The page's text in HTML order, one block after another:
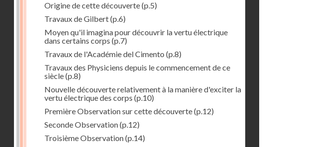
Origine de cette découverte(p.5)
Travaux de Gilbert(p.6)
Moyen qu'il imagina pour découvrir la vertu électrique
dans certains corps (p.7)
Travaux de l'Académie del Cimento (p.8)
Travaux des Physiciens depuis le commencement de ce
siècle(p.8)
Nouvelle découverte relativement à la manière d'exciter la
vertu électrique des corps (p.10)
Première Observation sur cette découverte(p.12)
Seconde Observation(p.12)
Troisième Observation(p.14)